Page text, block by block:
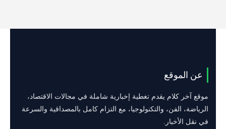
عن الموقع
موقع آخر كلام يقدم تغطية إخبارية شاملة في مجالات الاقتصاد،
الرياضة، الفن، والتكنولوجيا، مع التزام كامل بالمصداقية والسرعة
في نقل الأخبار.